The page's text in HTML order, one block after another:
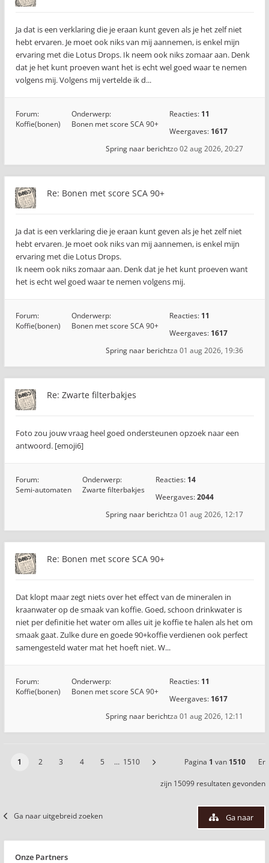
Ja dat is een verklaring die je eraan kunt geven als je het zelf niet
hebt ervaren. Je moet ook niks van mij aannemen, is enkel mijn
ervaring met die Lotus Drops. Ik neem ook niks zomaar aan. Denk
dat je het kunt proeven want het is echt wel goed waar te nemen
volgens mij. Volgens mij vertelde ik d...
Forum:
Koffie(bonen)
Onderwerp:
Bonen met score SCA 90+
Reacties: 11
Weergaves: 1617
zo 02 aug 2026, 20:27
Spring naar bericht
Re: Bonen met score SCA 90+
Ja dat is een verklaring die je eraan kunt geven als je het zelf niet
hebt ervaren. Je moet ook niks van mij aannemen, is enkel mijn
ervaring met die Lotus Drops.
Ik neem ook niks zomaar aan. Denk dat je het kunt proeven want
het is echt wel goed waar te nemen volgens mij.
Forum:
Koffie(bonen)
Onderwerp:
Bonen met score SCA 90+
Reacties: 11
Weergaves: 1617
za 01 aug 2026, 19:36
Spring naar bericht
Re: Zwarte filterbakjes
Foto zou jouw vraag heel goed ondersteunen opzoek naar een
antwoord. [emoji6]
Forum:
Semi-automaten
Onderwerp:
Zwarte filterbakjes
Reacties: 14
Weergaves:2044
za 01 aug 2026, 12:17
Spring naar bericht
Re: Bonen met score SCA 90+
Dat klopt maar zegt niets over het effect van de mineralen in
kraanwater op de smaak van koffie. Goed, schoon drinkwater is
niet per definitie het water om alles uit je koffie te halen als het om
smaak gaat. Zulke dure en goede 90+koffie verdienen ook perfect
samengesteld water mat het hoeft niet. W...
Forum:
Koffie(bonen)
Onderwerp:
Bonen met score SCA 90+
Reacties: 11
Weergaves: 1617
za 01 aug 2026, 12:11
Spring naar bericht
1 2 3 4 5 … 1510 Pagina 1 van 1510 Er
zijn 15099 resultaten gevonden
Ga naar uitgebreid zoeken Ga naar
Onze Partners